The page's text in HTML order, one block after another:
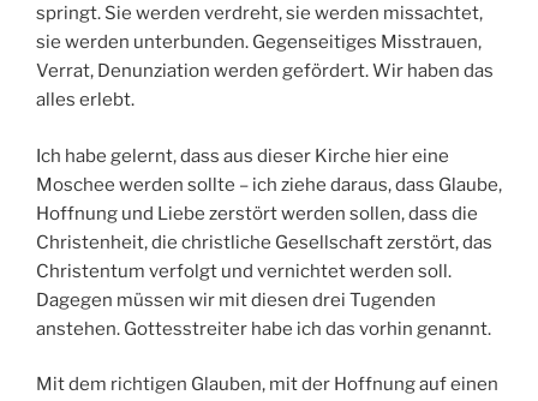
springt. Sie werden verdreht, sie werden missachtet,
sie werden unterbunden. Gegenseitiges Misstrauen,
Verrat, Denunziation werden gefördert. Wir haben das
alles erlebt.
Ich habe gelernt, dass aus dieser Kirche hier eine
Moschee werden sollte – ich ziehe daraus, dass Glaube,
Hoffnung und Liebe zerstört werden sollen, dass die
Christenheit, die christliche Gesellschaft zerstört, das
Christentum verfolgt und vernichtet werden soll.
Dagegen müssen wir mit diesen drei Tugenden
anstehen. Gottesstreiter habe ich das vorhin genannt.
Mit dem richtigen Glauben, mit der Hoffnung auf einen